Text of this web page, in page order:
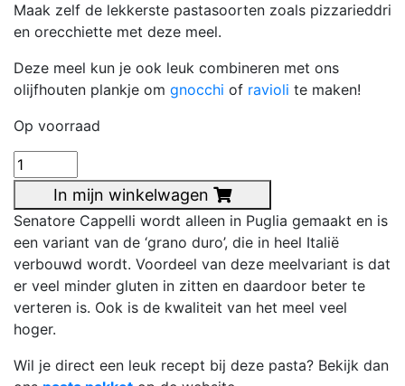
Maak zelf de lekkerste pastasoorten zoals pizzarieddri
en orecchiette met deze meel.
Deze meel kun je ook leuk combineren met ons
olijfhouten plankje om gnocchi of ravioli te maken!
Op voorraad
Pasta
meel
aantalIn mijn winkelwagen
Senatore Cappelli wordt alleen in Puglia gemaakt en is
een variant van de ‘grano duro’, die in heel Italië
verbouwd wordt. Voordeel van deze meelvariant is dat
er veel minder gluten in zitten en daardoor beter te
verteren is. Ook is de kwaliteit van het meel veel
hoger.
Wil je direct een leuk recept bij deze pasta? Bekijk dan